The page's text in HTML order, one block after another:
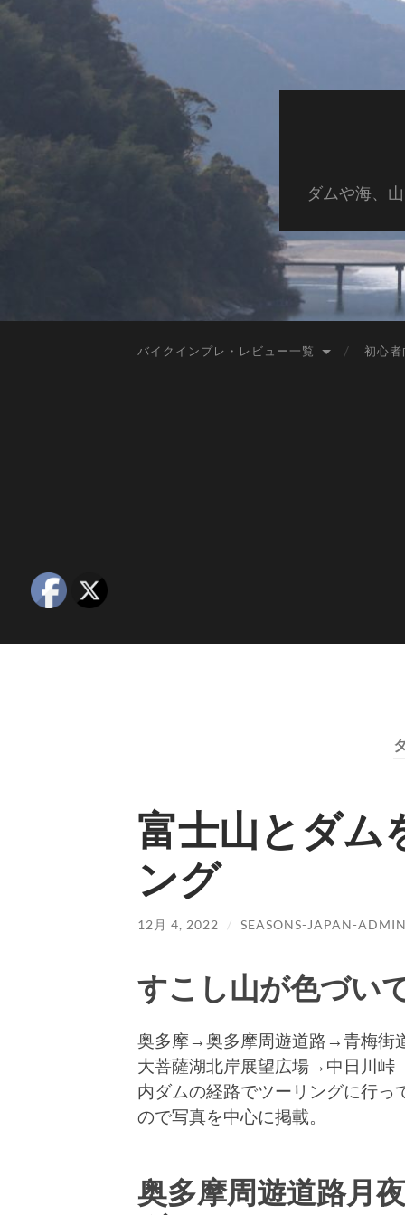
ダムや海、
バイクインプレ・レビュー一覧 初心
富士山とダム
ング
12月 4, 2022 / SEASONS-JAPAN-
すこし山が色づい
奥多摩→奥多摩周遊道路→青梅
大菩薩湖北岸展望広場→中日川
内ダムの経路でツーリングに行
ので写真を中心に掲載。
奥多摩周遊道路月